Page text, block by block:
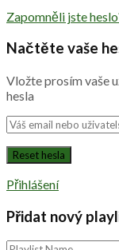
Zapomněli jste
Načtěte vaše
Vložte prosím vaše
hesla
Přihlášení
Přidat nový